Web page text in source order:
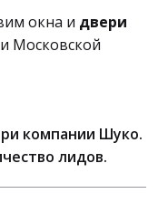
окна и двери
Московской
компании Шуко.
лидов.